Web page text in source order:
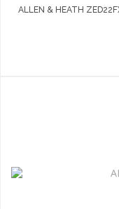
ALLEN & HEATH